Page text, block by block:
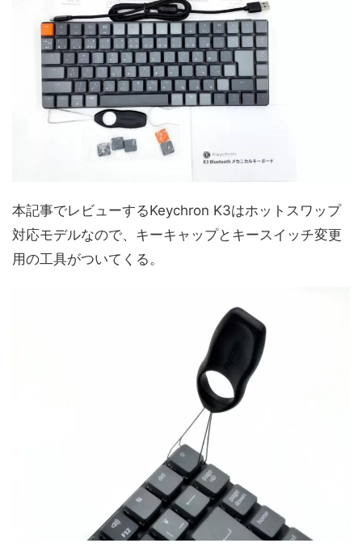
本記事でレビューするKeychron K3はホットスワップ
対応モデルなので、キーキャップとキースイッチ変更
用の工具がついてくる。